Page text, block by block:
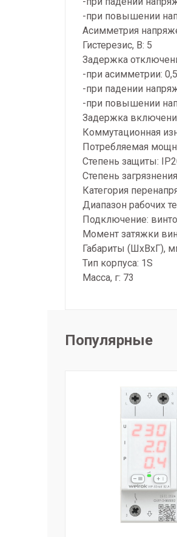
-при повышении
Асимметрия
Гистерезис, В: 5
Задержка
-при асимметрии:
-при падении
-при повышении
Задержка
Коммутационная
Потребляемая
Степень защиты:
Степень
Категория
Диапазон рабочих
Подключение:
Момент затяжки
Габариты (ШхВхГ),
Тип корпуса: 1S
Масса, г: 73
Популярные